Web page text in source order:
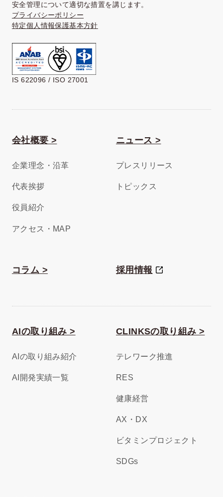
安全管理について適切な措置を講じます。
プライバシーポリシー
特定個人情報保護基本方針
IS 622096 / ISO 27001
会社概要 >
企業理念・沿革
代表挨拶
役員紹介
アクセス・MAP
ニュース >
プレスリリース
トピックス
コラム > 採用情報
AIの取り組み >
AIの取り組み紹介
AI開発実績一覧
CLINKSの取り組み >
テレワーク推進
RES
健康経営
AX・DX
ビタミンプロジェクト
SDGs